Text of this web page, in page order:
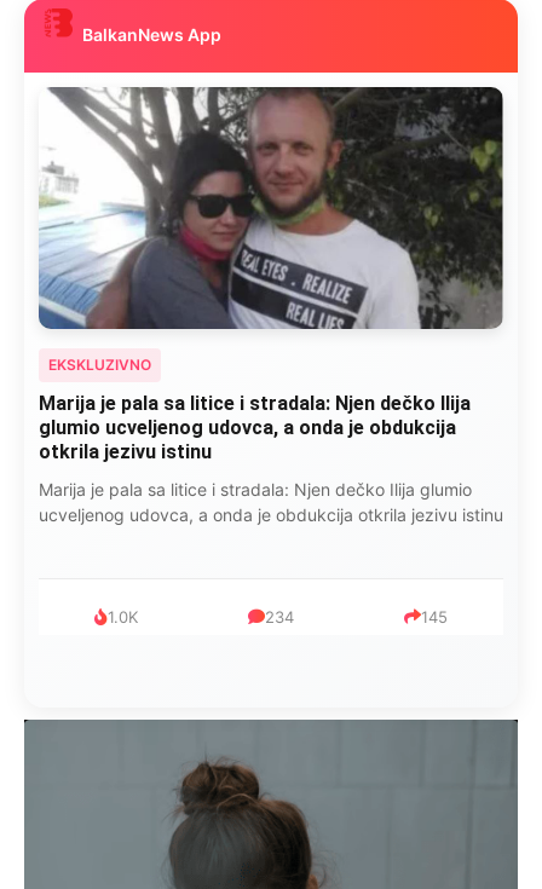
BalkanNews App
EKSKLUZIVNO
Marija je pala sa litice i stradala: Njen dečko Ilija
glumio ucveljenog udovca, a onda je obdukcija
otkrila jezivu istinu
Marija je pala sa litice i stradala: Njen dečko Ilija glumio
ucveljenog udovca, a onda je obdukcija otkrila jezivu istinu
1.0K 234 145